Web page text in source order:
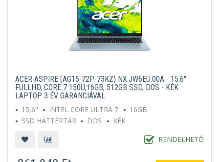
ACER ASPIRE (AG15-72P-73KZ) NX.JW6EU.00A - 15.6"
FULLHD, CORE 7 150U,16GB, 512GB SSD, DOS - KÉK
LAPTOP 3 ÉV GARANCIÁVAL
15,6"
INTEL CORE ULTRA 7
16GB
SSD HÁTTÉRTÁR
DOS KÉK
RENDELHETŐ